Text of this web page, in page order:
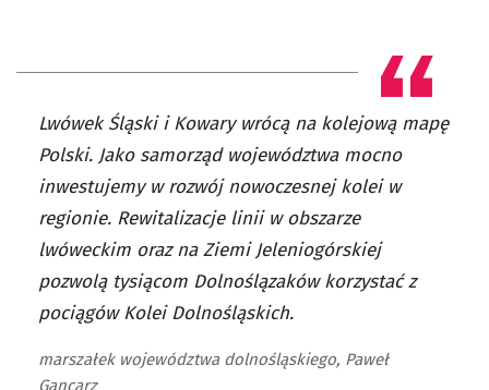
Lwówek Śląski i Kowary wrócą na kolejową mapę
Polski. Jako samorząd województwa mocno
inwestujemy w rozwój nowoczesnej kolei w
regionie. Rewitalizacje linii w obszarze
lwóweckim oraz na Ziemi Jeleniogórskiej
pozwolą tysiącom Dolnoślązaków korzystać z
pociągów Kolei Dolnośląskich.
marszałek województwa dolnośląskiego, Paweł
Gancarz